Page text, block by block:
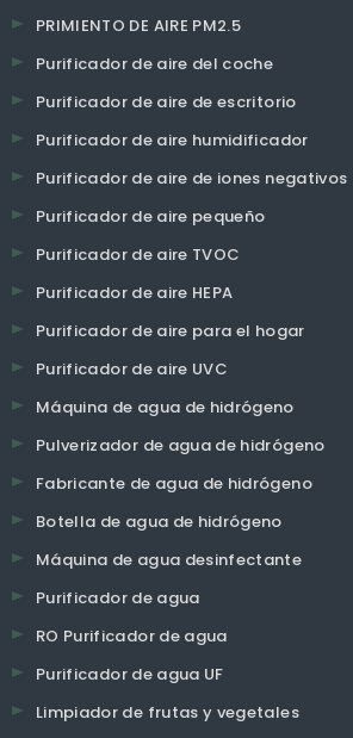
PRIMIENTO DE AIRE PM2.5
Purificador de aire del coche
Purificador de aire de escritorio
Purificador de aire humidificador
Purificador de aire de iones negativos
Purificador de aire pequeño
Purificador de aire TVOC
Purificador de aire HEPA
Purificador de aire para el hogar
Purificador de aire UVC
Máquina de agua de hidrógeno
Pulverizador de agua de hidrógeno
Fabricante de agua de hidrógeno
Botella de agua de hidrógeno
Máquina de agua desinfectante
Purificador de agua
RO Purificador de agua
Purificador de agua UF
Limpiador de frutas y vegetales